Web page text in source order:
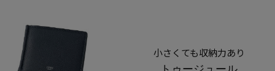
小さくても収納力あり